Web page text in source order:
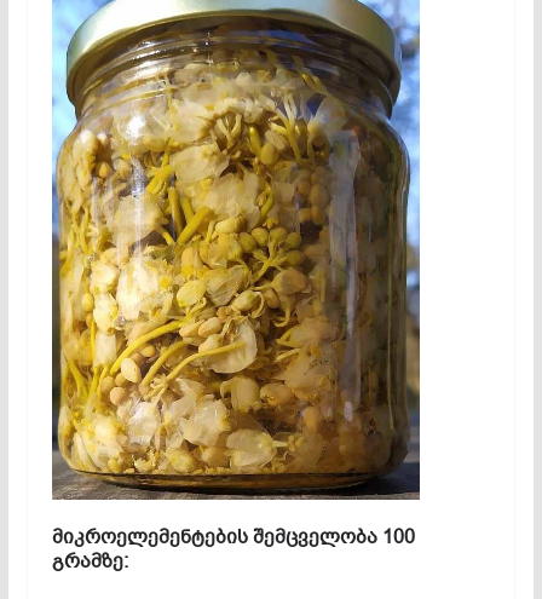
მიკროელემენტების შემცველობა 100
გრამზე: